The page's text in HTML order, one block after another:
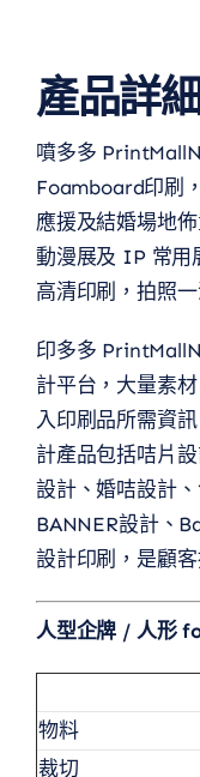
產品詳
噴多多
Foamboard印刷
應援及結婚場地
動漫展及 IP 常用
高清印刷，拍照一
印多多
計平台，大量素
入印刷品所需資
計產品包括咭片
設計、婚咭設計
BANNER設計、
設計印刷，是顧
人型企牌 / 人形
物料
裁切